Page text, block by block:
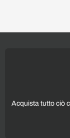
Acquista tutto ciò